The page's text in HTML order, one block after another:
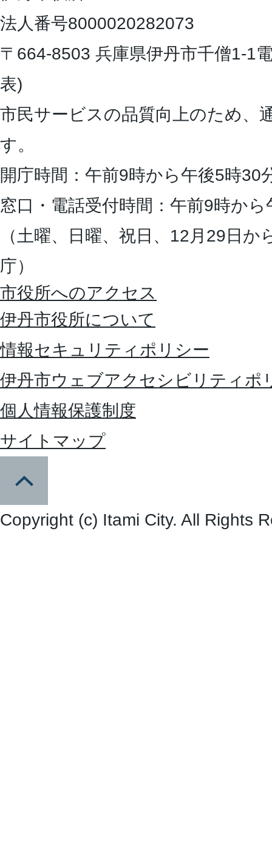
法人番号8000020282073
〒664-8503 兵庫県伊丹市千僧1-1
表)
市民サービスの品質向上のため、
す。
開庁時間：午前9時から午後5時30
窓口・電話受付時間：午前9時か
（土曜、日曜、祝日、12月29日
庁）
市役所へのアクセス
伊丹市役所について
情報セキュリティポリシー
伊丹市ウェブアクセシビリティポ
個人情報保護制度
サイトマップ
Copyright (c) Itami City. All Rights